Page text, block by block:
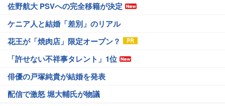
佐野航大 PSVへの完全移籍が決定
ケニア人と結婚「差別」のリアル
花王が「焼肉店」限定オープン？
「許せない不祥事タレント」1位
俳優の戸塚純貴が結婚を発表
配信で激怒 堀大輔氏が物議